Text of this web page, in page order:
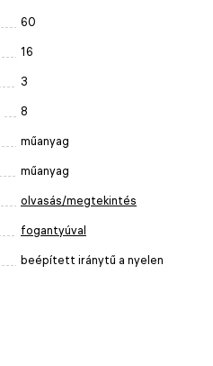
60
16
3
8
műanyag
műanyag
olvasás/megtekintés
fogantyúval
beépített iránytű a nyelen